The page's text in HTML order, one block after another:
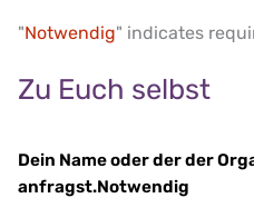
"Notwendig" indicates
Zu Euch selbst
Dein Name oder der der
anfragst.Notwendig